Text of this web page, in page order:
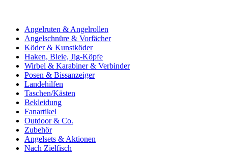
Angelruten & Angelrollen
Angelschnüre & Vorfächer
Köder & Kunstköder
Haken, Bleie, Jig-Köpfe
Wirbel & Karabiner & Verbinder
Posen & Bissanzeiger
Landehilfen
Taschen/Kästen
Bekleidung
Fanartikel
Outdoor & Co.
Zubehör
Angelsets & Aktionen
Nach Zielfisch